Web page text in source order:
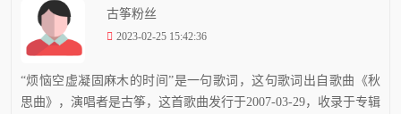
古筝粉丝
2023-02-25 15:42:36
“烦恼空虚凝固麻木的时间”是一句歌词，这句歌词出自歌曲《秋
思曲》，演唱者是古筝，这首歌曲发行于2007-03-29，收录于专辑